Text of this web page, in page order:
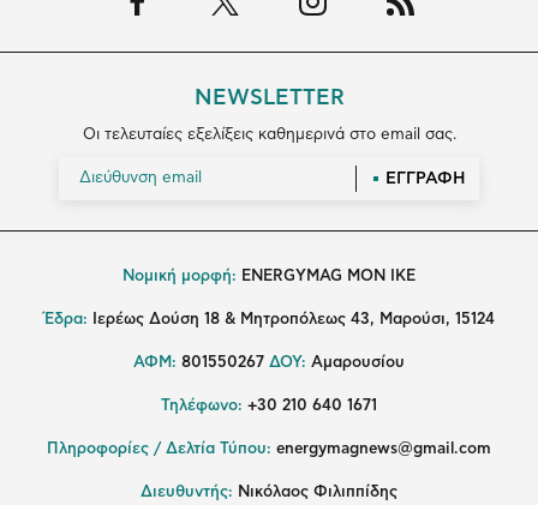
NEWSLETTER
Οι τελευταίες εξελίξεις καθημερινά στο email σας.
ΕΓΓΡΑΦΗ
Νομική μορφή: ENERGYMAG MON IKE
Έδρα: Ιερέως Δούση 18 & Μητροπόλεως 43, Μαρούσι, 15124
ΑΦΜ: 801550267 ΔΟΥ: Αμαρουσίου
Τηλέφωνο: +30 210 640 1671
Πληροφορίες / Δελτία Τύπου: energymagnews@gmail.com
Διευθυντής: Νικόλαος Φιλιππίδης